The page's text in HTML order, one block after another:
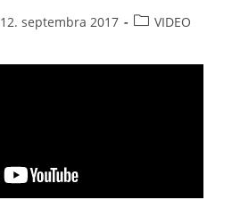
12. septembra 2017 VIDEO